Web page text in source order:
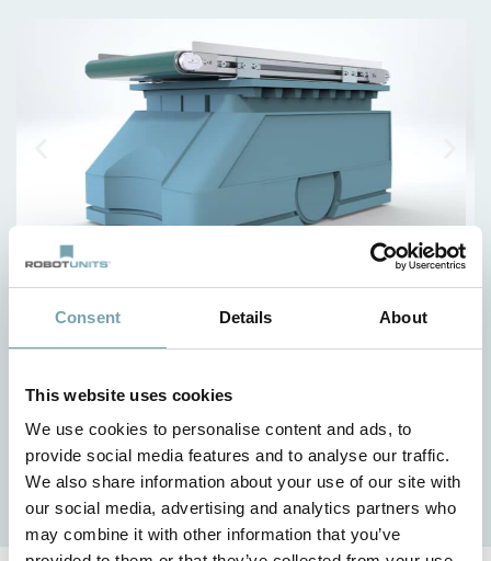
Consent Details About
This website uses cookies
We use cookies to personalise content and ads, to
provide social media features and to analyse our traffic.
We also share information about your use of our site with
our social media, advertising and analytics partners who
may combine it with other information that you’ve
Ventajas para el cliente
construcción ligera
tiempos de diseño, montaje y entrega cortos
soluciones personalizadas con la mejor relación
calidad-precio